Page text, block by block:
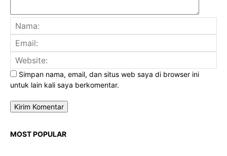
Simpan nama, email, dan situs web saya di browser ini
untuk lain kali saya berkomentar.
MOST POPULAR